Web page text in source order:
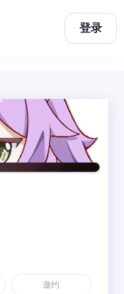
登录
邀约